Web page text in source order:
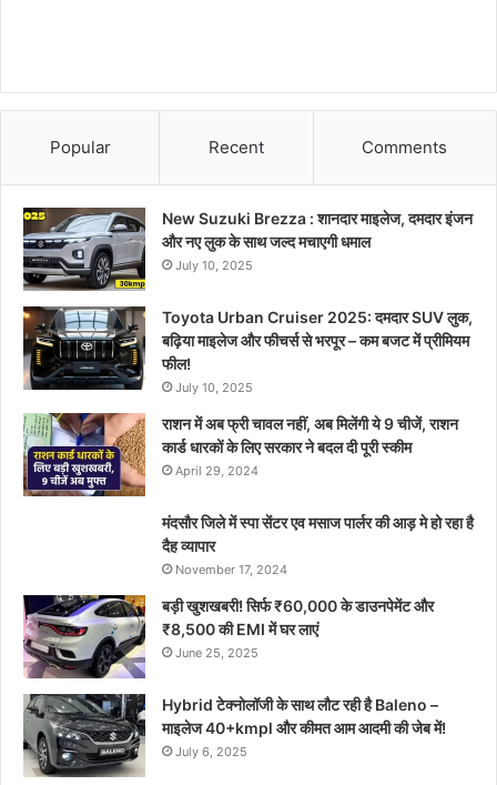
Popular Recent Comments
New Suzuki Brezza : शानदार माइलेज, दमदार इंजन
और नए लुक के साथ जल्द मचाएगी धमाल
July 10, 2025
Toyota Urban Cruiser 2025: दमदार SUV लुक,
बढ़िया माइलेज और फीचर्स से भरपूर – कम बजट में प्रीमियम
फील!
July 10, 2025
राशन में अब फ्री चावल नहीं, अब मिलेंगी ये 9 चीजें, राशन
कार्ड धारकों के लिए सरकार ने बदल दी पूरी स्कीम
April 29, 2024
मंदसौर जिले में स्पा सेंटर एव मसाज पार्लर की आड़ मे हो रहा है
दैह व्यापार
November 17, 2024
बड़ी खुशखबरी! सिर्फ ₹60,000 के डाउनपेमेंट और
₹8,500 की EMI में घर लाएं
June 25, 2025
Hybrid टेक्नोलॉजी के साथ लौट रही है Baleno –
माइलेज 40+kmpl और कीमत आम आदमी की जेब में!
July 6, 2025